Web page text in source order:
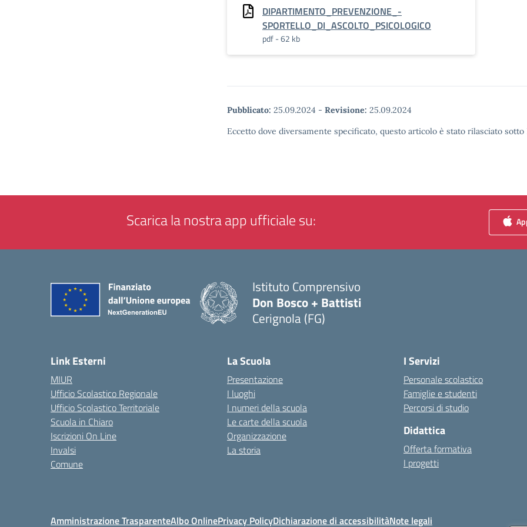
DIPARTIMENTO_PREVENZIONE_-
SPORTELLO_DI_ASCOLTO_PSICOLOGICO
pdf - 62 kb
Pubblicato: 25.09.2024 - Revisione: 25.09.2024
Eccetto dove diversamente specificato, questo articolo è stato rilasciato
Scarica la nostra app ufficiale su:
Istituto Comprensivo
Don Bosco + Battisti
Cerignola (FG)
Link Esterni
MIUR
Ufficio Scolastico Regionale
Ufficio Scolastico Territoriale
Scuola in Chiaro
Iscrizioni On Line
Invalsi
Comune
La Scuola
Presentazione
I luoghi
I numeri della scuola
Le carte della scuola
Organizzazione
La storia
I Servizi
Personale scolastico
Famiglie e studenti
Percorsi di studio
Didattica
Offerta formativa
I progetti
Amministrazione TrasparenteAlbo OnlinePrivacy PolicyDichiarazione di accessibilitàNote legali